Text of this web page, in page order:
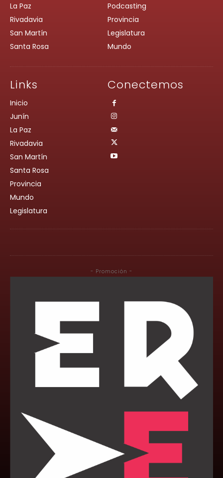
La Paz
Rivadavia
San Martín
Santa Rosa
Podcasting
Provincia
Legislatura
Mundo
Links
Inicio
Junín
La Paz
Rivadavia
San Martín
Santa Rosa
Provincia
Mundo
Legislatura
Conectemos
- Promoción -